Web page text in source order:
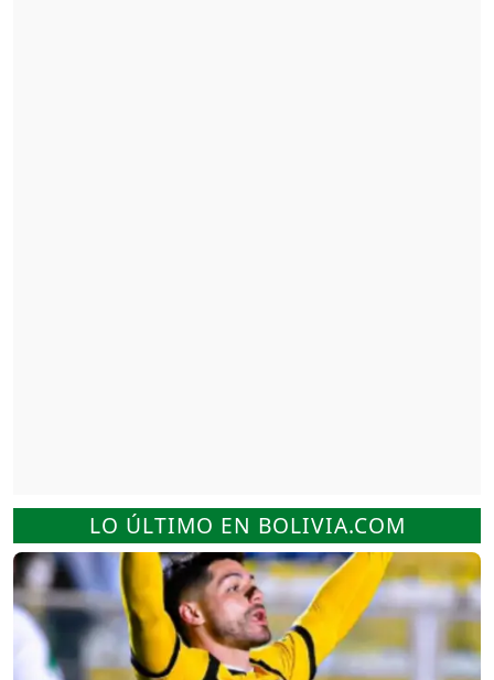
LO ÚLTIMO EN BOLIVIA.COM